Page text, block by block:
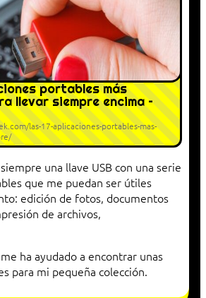
portables más
llevar siempre encima –
las-17-aplicaciones-portables-mas-
una llave USB con una serie
que me puedan ser útiles
edición de fotos, documentos
de archivos,
ha ayudado a encontrar unas
para mi pequeña colección.